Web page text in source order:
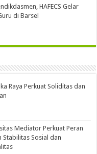
HAFECS Gelar
di Barsel
Raya Perkuat Soliditas dan
Mediator Perkuat Peran
Stabilitas Sosial dan